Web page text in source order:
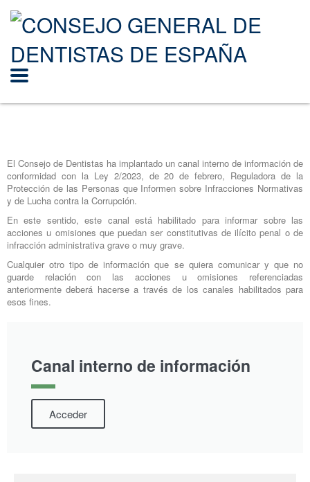
El Consejo de Dentistas ha implantado un canal interno de información de
conformidad con la Ley 2/2023, de 20 de febrero, Reguladora de la
Protección de las Personas que Informen sobre Infracciones Normativas
y de Lucha contra la Corrupción.
En este sentido, este canal está habilitado para informar sobre las
acciones u omisiones que puedan ser constitutivas de ilícito penal o de
infracción administrativa grave o muy grave.
Cualquier otro tipo de información que se quiera comunicar y que no
guarde relación con las acciones u omisiones referenciadas
anteriormente deberá hacerse a través de los canales habilitados para
esos fines.
Canal interno de información
Acceder